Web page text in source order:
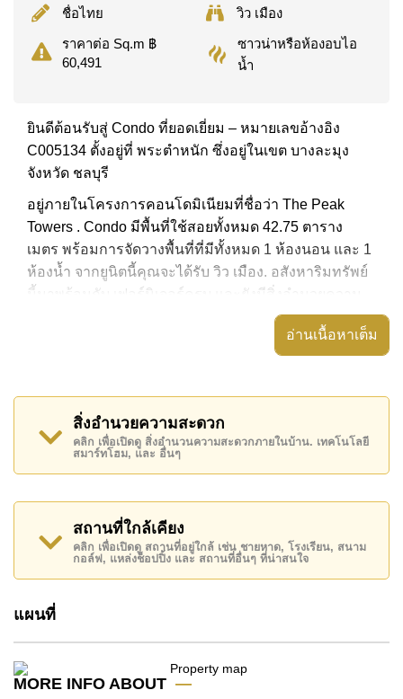
ชื่อไทย
วิว เมือง
ราคาต่อ Sq.m ฿
60,491
ซาวน่าหรือห้องอบไอ
น้ำ
ยินดีต้อนรับสู่ Condo ที่ยอดเยี่ยม – หมายเลขอ้างอิง
C005134 ตั้งอยู่ที่ พระตำหนัก ซึ่งอยู่ในเขต บางละมุง
จังหวัด ชลบุรี
อยู่ภายในโครงการคอนโดมิเนียมที่ชื่อว่า The Peak
Towers . Condo มีพื้นที่ใช้สอยทั้งหมด 42.75 ตาราง
เมตร พร้อมการจัดวางพื้นที่ที่มีทั้งหมด 1 ห้องนอน และ 1
ห้องน้ำ จากยูนิตนี้คุณจะได้รับ วิว เมือง. อสังหาริมทรัพย์
นี้มาพร้อมกับ เฟอร์นิเจอร์ครบ และยังมีสิ่งอำนวยความ
สะดวก ได้แก่ มีระเบียง, เครื่องปรับอากาศครบ,
อสังหาริมทรัพย์นี้สามารถใช้ สระว่ายน้ำ ส่วนกลาง ได้
ได้แก่ สไลเดอร์, ฟิตเนสบนชั้นดาดฟ้า, สกายเทอร์เรซ,
ห้องเกมส์
สถานที่สำคัญใกล้ The Peak Towers ได้แก่: เดินทางไป
ชายหาดได้ง่าย, ใกล้กับสปา & ซาวน่า , พัทยาปาร์ค,
อันเดอร์วอเตอร์ เวิลด์ , เอเชีย 9 หลุม กอล์ฟ , รพ.กรุงเทพ
จอมเทียน, โรงพยาบาลเมืองพัทยา
อสังหาริมทรัพย์นี้มีไว้สำหรับขายในราคา ฿ 2,586,000
บาท คิดเป็น ฿ 60,491 บาทต่อตารางเมตร
โฉนดที่ดินของอสังหาริมทรัพย์นี้อยู่ภายใต้กรรมสิทธิ์ ชื่อ
ค้นพบโอกาสในการทำให้ที่อยู่อาศัยนี้เป็นบ้านในฝันของ
คุณ!
อ่านเนื้อหาเต็ม
สิ่งอำนวยความสะดวก
คลิก เพื่อเปิดดู สิ่งอำนวนความสะดวกภายในบ้าน. เทคโนโลยี
สมาร์ทโฮม, และ อื่นๆ
สถานที่ใกล้เคียง
คลิก เพื่อเปิดดู สถานที่อยู่ใกล้ เช่น ชายหาด, โรงเรียน, สนาม
กอล์ฟ, แหล่งช็อปปิ้ง และ สถานที่อื่นๆ ที่น่าสนใจ
แผนที่
MORE INFO ABOUT